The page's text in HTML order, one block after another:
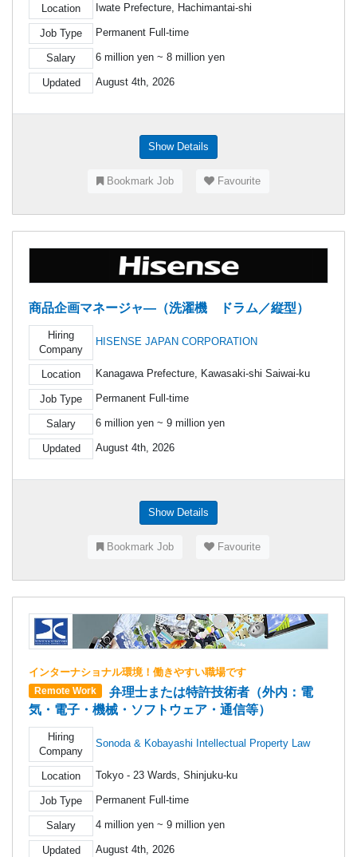
Location Iwate Prefecture, Hachimantai-shi
Job Type Permanent Full-time
Salary 6 million yen ~ 8 million yen
Updated August 4th, 2026
Show Details
Bookmark Job Favourite
商品企画マネージャ―（洗濯機 ドラム／縦型）
Hiring
Company
HISENSE JAPAN CORPORATION
Location Kanagawa Prefecture, Kawasaki-shi Saiwai-ku
Job Type Permanent Full-time
Salary 6 million yen ~ 9 million yen
Updated August 4th, 2026
Show Details
Bookmark Job Favourite
インターナショナル環境！働きやすい職場です
Remote Work
弁理士または特許技術者（外内：電
気・電子・機械・ソフトウェア・通信等）
Hiring
Company
Sonoda & Kobayashi Intellectual Property Law
Location Tokyo - 23 Wards, Shinjuku-ku
Job Type Permanent Full-time
Salary 4 million yen ~ 9 million yen
Updated August 4th, 2026